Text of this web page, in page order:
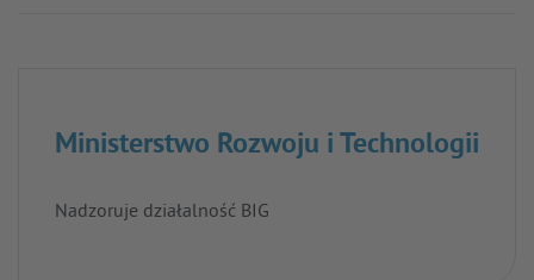
Ministerstwo Rozwoju i Technologii
Nadzoruje działalność BIG